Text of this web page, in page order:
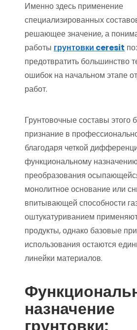
Именно здесь применение
специализированных
решающее значение, а
работы грунтовки ceresit
предотвратить большинство
ошибок на начальном этапе
работ.
Грунтовочные составы этого
признание в
благодаря четкой
функциональному
преобразования
монолитное основание или
впитывающей способности
оштукатуриванием
продукты, однако базовые
использования остаются
линейки материалов.
назначение